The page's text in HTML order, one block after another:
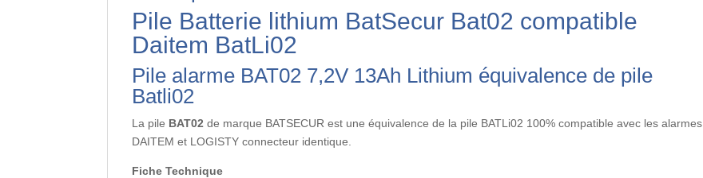
Pile Batterie lithium BatSecur Bat02 compatible
Daitem BatLi02
Pile alarme BAT02 7,2V 13Ah Lithium équivalence de pile
Batli02
La pile BAT02 de marque BATSECUR est une équivalence de la pile BATLi02 100% compatible avec les alarmes
DAITEM et LOGISTY connecteur identique.
Fiche Technique